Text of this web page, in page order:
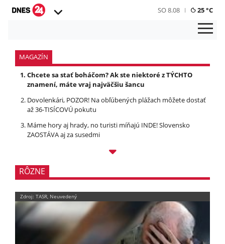
SO 8.08 25 °C
MAGAZÍN
Chcete sa stať boháčom? Ak ste niektoré z TÝCHTO
znamení, máte vraj najväčšiu šancu
Dovolenkári, POZOR! Na obľúbených plážach môžete dostať
až 36-TISÍCOVÚ pokutu
Máme hory aj hrady, no turisti míňajú INDE! Slovensko
ZAOSTÁVA aj za susedmi
RÔZNE
Zdroj: TASR, Neuvedený